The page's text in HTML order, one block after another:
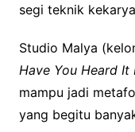
segi teknik
Studio Malya
Have You Heard It
mampu jadi
yang begitu